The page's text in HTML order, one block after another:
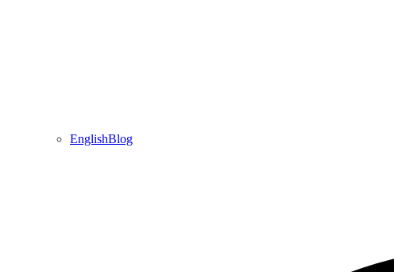
EnglishBlog